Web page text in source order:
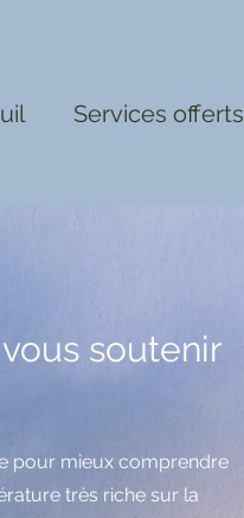
Services offerts
soutenir
pour mieux comprendre
très riche sur la